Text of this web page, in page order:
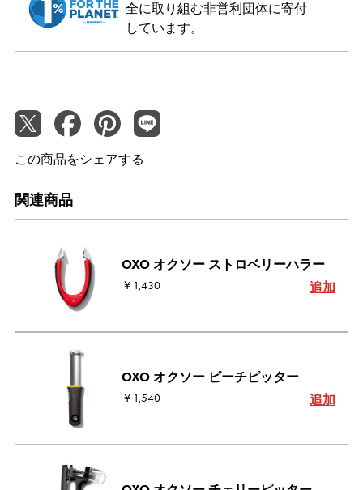
全に取り組む非営利団体に寄付
しています。
この商品をシェアする
関連商品
OXO オクソー ストロベリーハラー
￥1,430 追加
OXO オクソー ピーチピッター
￥1,540 追加